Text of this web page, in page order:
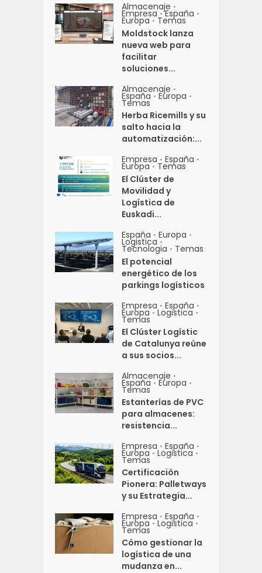
Almacenaje •
Empresa • España •
Europa • Temas
Moldstock lanza
nueva web para
facilitar
soluciones...
Almacenaje •
España • Europa •
Temas
Herba Ricemills y su
salto hacia la
automatización:...
Empresa • España •
Europa • Temas
El Clúster de
Movilidad y
Logística de
Euskadi...
España • Europa •
Logistica •
Tecnologia • Temas
El potencial
energético de los
parkings logísticos
Empresa • España •
Europa • Logistica •
Temas
El Clúster Logístic
de Catalunya reúne
a sus socios...
Almacenaje •
España • Europa •
Temas
Estanterías de PVC
para almacenes:
resistencia...
Empresa • España •
Europa • Logistica •
Temas
Certificación
Pionera: Palletways
y su Estrategia...
Empresa • España •
Europa • Logistica •
Temas
Cómo gestionar la
logística de una
mudanza en...